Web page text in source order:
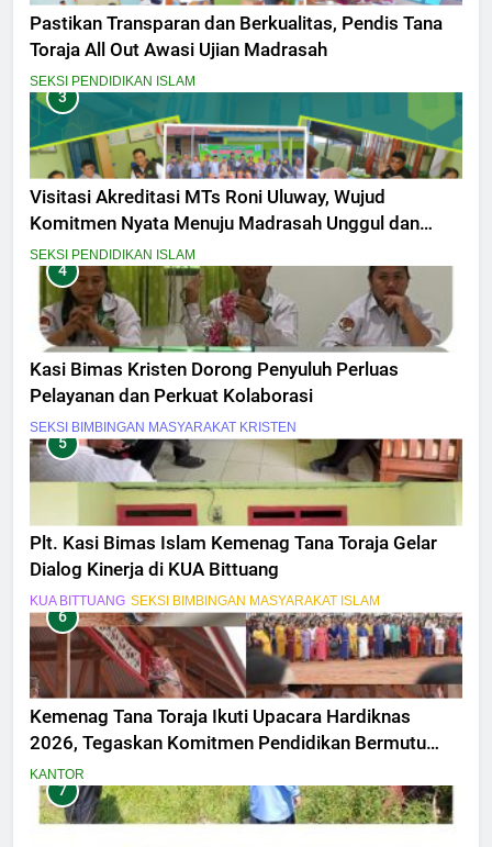
Pastikan Transparan dan Berkualitas, Pendis Tana
Toraja All Out Awasi Ujian Madrasah
SEKSI PENDIDIKAN ISLAM
3
Visitasi Akreditasi MTs Roni Uluway, Wujud
Komitmen Nyata Menuju Madrasah Unggul dan
Berdaya Saing
SEKSI PENDIDIKAN ISLAM
4
Kasi Bimas Kristen Dorong Penyuluh Perluas
Pelayanan dan Perkuat Kolaborasi
SEKSI BIMBINGAN MASYARAKAT KRISTEN
5
Plt. Kasi Bimas Islam Kemenag Tana Toraja Gelar
Dialog Kinerja di KUA Bittuang
KUA BITTUANG SEKSI BIMBINGAN MASYARAKAT ISLAM
6
Kemenag Tana Toraja Ikuti Upacara Hardiknas
2026, Tegaskan Komitmen Pendidikan Bermutu
untuk Semua
KANTOR
7